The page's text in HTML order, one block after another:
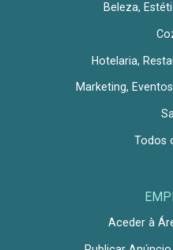
Beleza,
Hotelaria,
Marketing,
Todos
Aceder à